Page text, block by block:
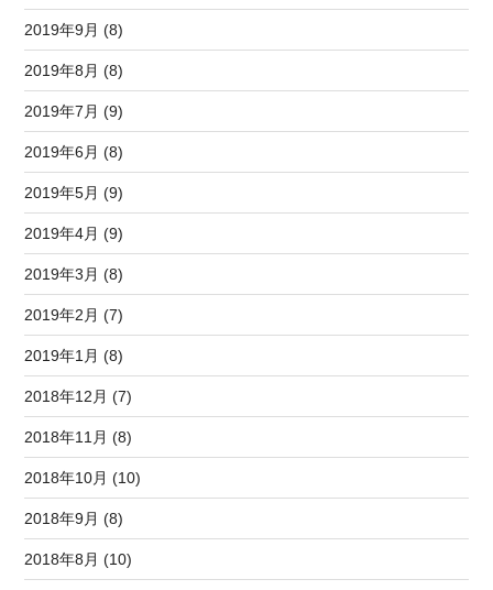
2019年9月 (8)
2019年8月 (8)
2019年7月 (9)
2019年6月 (8)
2019年5月 (9)
2019年4月 (9)
2019年3月 (8)
2019年2月 (7)
2019年1月 (8)
2018年12月 (7)
2018年11月 (8)
2018年10月 (10)
2018年9月 (8)
2018年8月 (10)